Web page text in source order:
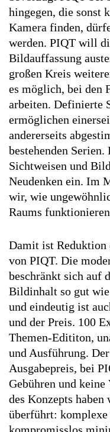
hingegen, die sonst
Kamera finden,
werden. PIQT will
Bildauffassung
großen Kreis
es möglich, bei den
arbeiten. Definierte
ermöglichen
andererseits
bestehenden
Sichtweisen und
Neudenken ein. Im
wir, wie
Raums
Damit ist Reduktion
von PIQT. Die
beschränkt sich auf
Bildinhalt so gut
und eindeutig ist
und der Preis. 100
Themen-Edititon,
und Ausführung.
Ausgabepreis, bei
Gebühren und
des Konzepts
überführt: